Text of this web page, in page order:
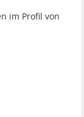
im Profil von